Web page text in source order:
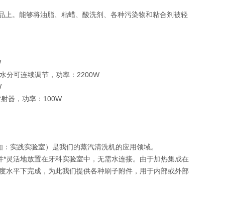
。能够将油脂、粘蜡、酸洗剂、各种污染物和粘合剂被轻
可连续调节，功率：2200W
器，功率：100W
实践实验室）是我们的蒸汽清洗机的应用领域。
灵活地放置在牙科实验室中，无需水连接。由于加热集成在
水平下完成，为此我们提供各种刷子附件，用于内部或外部